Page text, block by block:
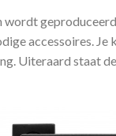
wordt
accessoires. Je
Uiteraard staat de